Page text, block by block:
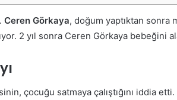
Ceren Görkaya, doğum yaptıktan sonra
2 yıl sonra Ceren Görkaya bebeğini
çocuğu satmaya çalıştığını iddia etti.